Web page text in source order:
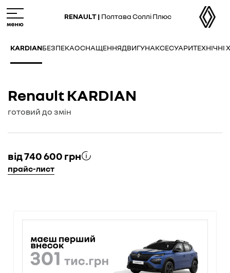
to
main
RENAULT | Полтава Соллі Плюс
KARDIANБЕЗПЕКАОСНАЩЕННЯДВИГУНАКСЕСУАРИ
Renault KARDIAN
готовий до змін
від 740 600 грн
прайс-лист